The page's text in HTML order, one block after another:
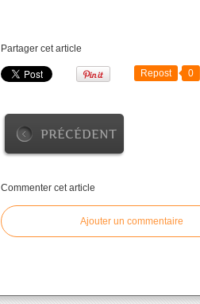
Partager cet article
Repost 0
PRÉCÉDENT
Commenter cet article
Ajouter un commentaire